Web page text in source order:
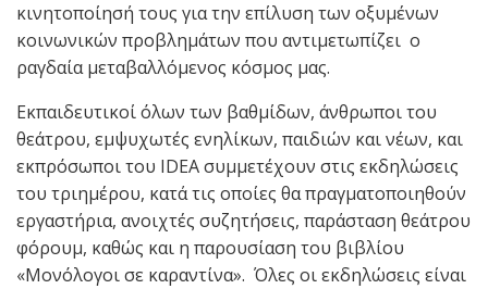
κινητοποίησή τους για την επίλυση των οξυμένων
κοινωνικών προβλημάτων που αντιμετωπίζει ο
ραγδαία μεταβαλλόμενος κόσμος μας.
Εκπαιδευτικοί όλων των βαθμίδων, άνθρωποι του
θεάτρου, εμψυχωτές ενηλίκων, παιδιών και νέων, και
εκπρόσωποι του IDEA συμμετέχουν στις εκδηλώσεις
του τριημέρου, κατά τις οποίες θα πραγματοποιηθούν
εργαστήρια, ανοιχτές συζητήσεις, παράσταση θεάτρου
φόρουμ, καθώς και η παρουσίαση του βιβλίου
«Μονόλογοι σε καραντίνα». Όλες οι εκδηλώσεις είναι